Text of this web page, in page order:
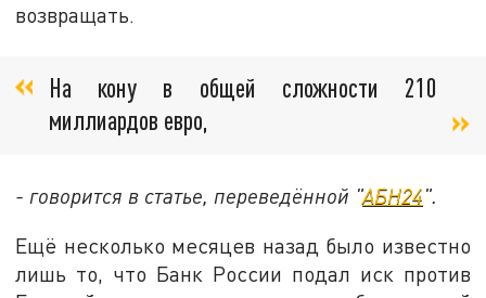
возвращать.
На кону в общей сложности 210
миллиардов евро,
- говорится в статье, переведённой "АБН24".
Ещё несколько месяцев назад было известно
лишь то, что Банк России подал иск против